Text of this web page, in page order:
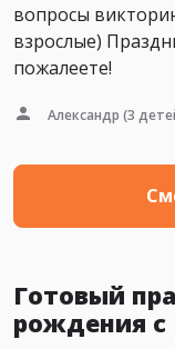
вопросы
взрослые)
пожалеете!
Александр (3
Готовый
рождения с